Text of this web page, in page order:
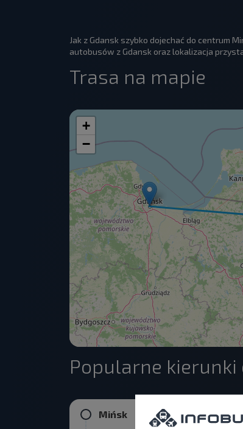
Jak z Gdansk szybko dojechać do centrum
autobusów z Gdansk oraz lokalizacja
Trasa na mapie
+
−
Popularne
Mińsk